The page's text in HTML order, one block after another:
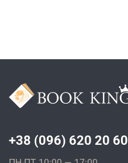
+38 (096) 620 20 60